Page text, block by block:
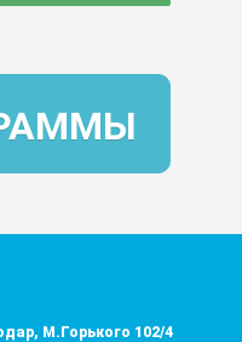
М.Горького 102/4